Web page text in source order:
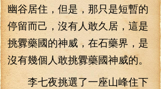
幽谷居住，但是，那只是短暫的
停留而己，沒有人敢久居，這是
挑釁藥國的神威，在石藥界，是
沒有幾個人敢挑釁藥國神威的。
李七夜挑選了一座山峰住下